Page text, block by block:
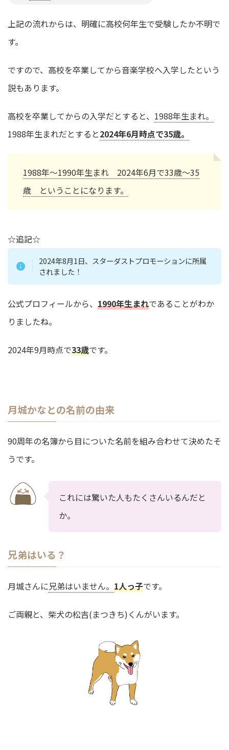
上記の流れからは、明確に高校何年生で受験したか不明で
す。
ですので、高校を卒業してから音楽学校へ入学したという
説もあります。
高校を卒業してからの入学だとすると、 1988年生まれ。
1988年生まれだとすると2024年6月時点で35歳。
1988年～1990年生まれ 2024年6月で33歳～35
歳 ということになります。
☆追記☆
2024年8月1日、スターダストプロモーションに所属
されました！
公式プロフィールから、 1990年生まれであることがわか
りましたね。
2024年9月時点で33歳です。
月城かなとの名前の由来
90周年の名簿から目についた名前を組み合わせて決めたそ
うです。
これには驚いた人もたくさんいるんだと
か。
兄弟はいる？
月城さんに兄弟はいません。 1人っ子です。
ご両親と、柴犬の松吉(まつきち)くんがいます。